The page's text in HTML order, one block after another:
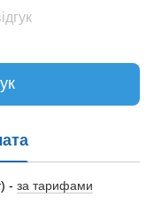
- за тарифами